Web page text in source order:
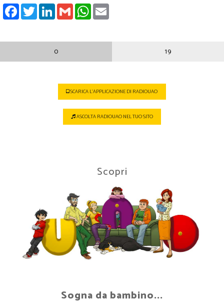
FACEBOOK
TWITTERLINKEDIN
GMAILWHATSAPP
0 19
SCARICA L'APPLICAZIONE DI RADIOUAO
ASCOLTA RADIOUAO NEL TUO SITO
Scopri
Sogna da bambino...